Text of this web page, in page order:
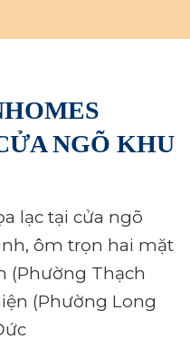
NGÕ KHU
lạc tại cửa ngõ
ôm trọn hai mặt
(Phường Thạch
(Phường Long